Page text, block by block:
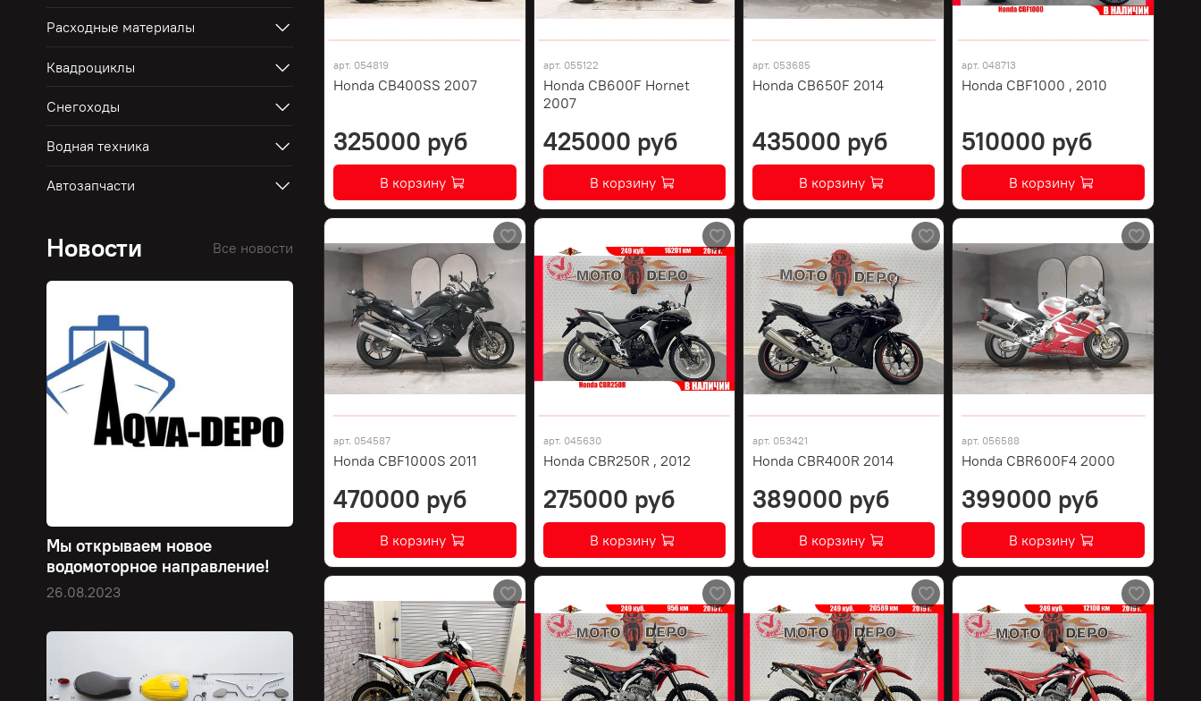
арт. 054819
Honda CB400SS 2007
325000 руб
В корзину
арт. 055122
Honda CB600F Hornet
2007
425000 руб
В корзину
арт. 053685
Honda CB650F 2014
435000 руб
В корзину
арт. 048713
Honda CBF1000 , 2010
510000 руб
В корзину
арт. 054587
Honda CBF1000S 2011
470000 руб
В корзину
арт. 045630
Honda CBR250R , 2012
275000 руб
В корзину
арт. 053421
Honda CBR400R 2014
389000 руб
В корзину
арт. 056588
Honda CBR600F4 2000
399000 руб
В корзину
Расходные материалы
Квадроциклы
Снегоходы
Водная техника
Автозапчасти
Новости Все новости
Мы открываем новое
водомоторное направление!
26.08.2023